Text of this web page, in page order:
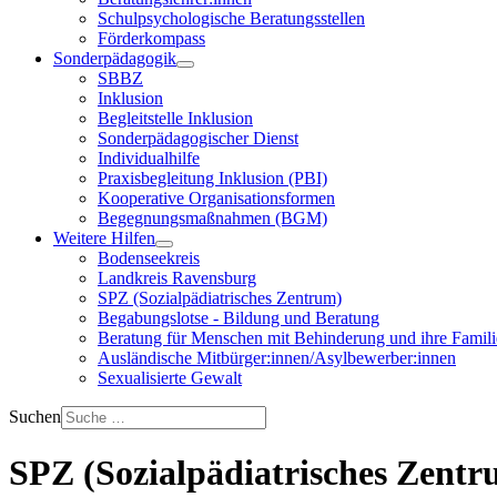
Schulpsychologische Beratungsstellen
Förderkompass
Sonderpädagogik
SBBZ
Inklusion
Begleitstelle Inklusion
Sonderpädagogischer Dienst
Individualhilfe
Praxisbegleitung Inklusion (PBI)
Kooperative Organisationsformen
Begegnungsmaßnahmen (BGM)
Weitere Hilfen
Bodenseekreis
Landkreis Ravensburg
SPZ (Sozialpädiatrisches Zentrum)
Begabungslotse - Bildung und Beratung
Beratung für Menschen mit Behinderung und ihre
Ausländische Mitbürger:innen/Asylbewerber:innen
Sexualisierte Gewalt
Suchen
SPZ (Sozialpädiatrisches